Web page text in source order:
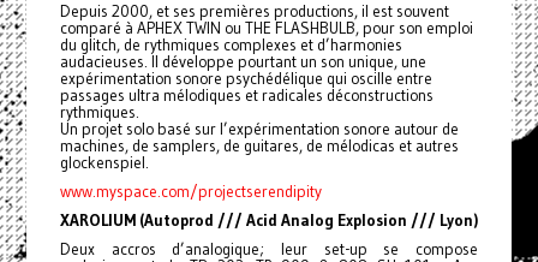
Depuis 2000, et ses premières productions, il est souvent
comparé à APHEX TWIN ou THE FLASHBULB, pour son emploi
du glitch, de rythmiques complexes et d’harmonies
audacieuses. Il développe pourtant un son unique, une
expérimentation sonore psychédélique qui oscille entre
passages ultra mélodiques et radicales déconstructions
rythmiques.
Un projet solo basé sur l’expérimentation sonore autour de
machines, de samplers, de guitares, de mélodicas et autres
glockenspiel.
www.myspace.com/projectserendipity
XAROLIUM (Autoprod /// Acid Analog Explosion /// Lyon)
Deux accros d’analogique; leur set-up se compose